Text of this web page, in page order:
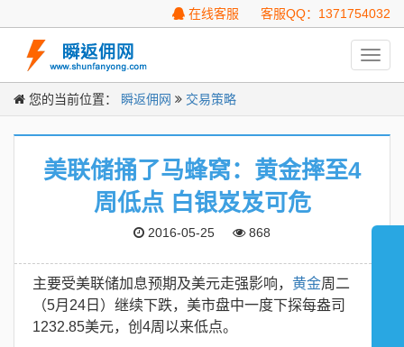
在线客服 客服QQ：1371754032
您的当前位置：
瞬返佣网 交易策略
美联储捅了马蜂窝：黄金摔至4
周低点 白银岌岌可危
2016-05-25 868
主要受美联储加息预期及美元走强影响， 黄金周二
（5月24日）继续下跌，美市盘中一度下探每盎司
1232.85美元，创4周以来低点。